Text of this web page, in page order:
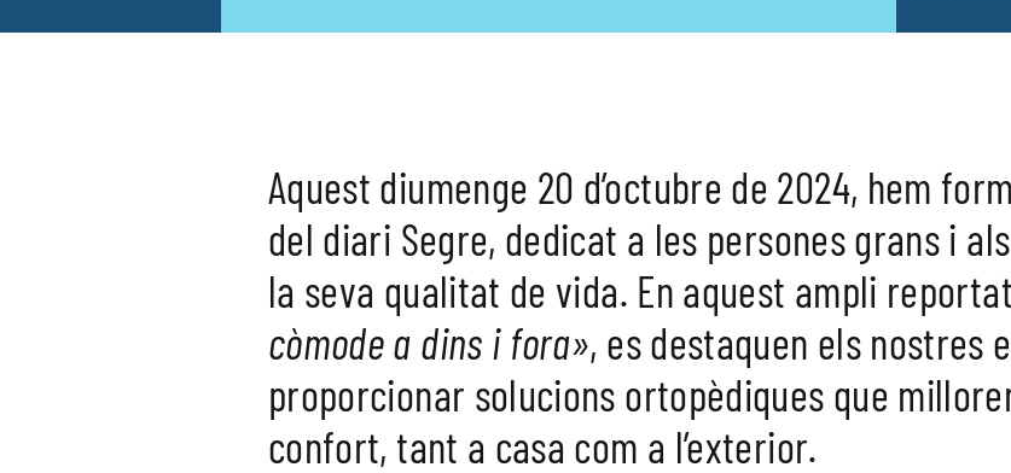
Aquest diumenge 20 d’octubre de 2024, hem
del diari Segre, dedicat a les persones grans i
la seva qualitat de vida. En aquest ampli
còmode a dins i fora», es destaquen els nostres
proporcionar solucions ortopèdiques que
confort, tant a casa com a l’exterior.